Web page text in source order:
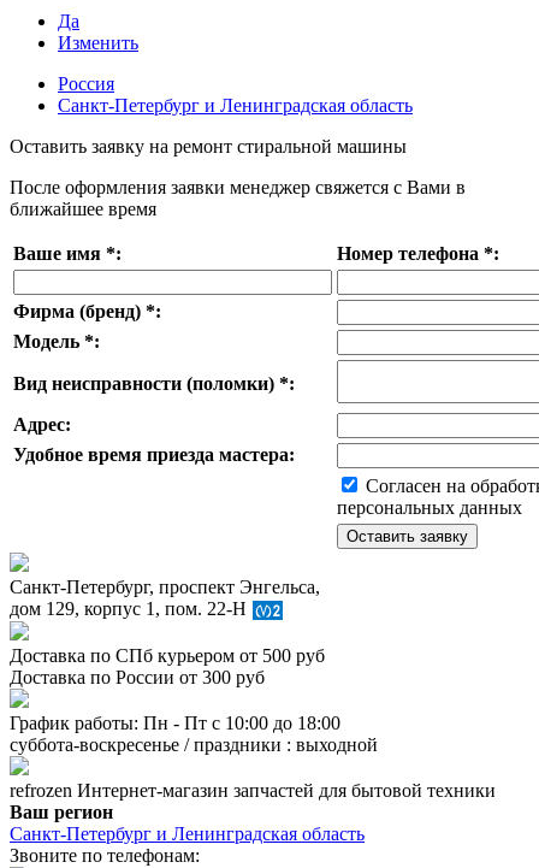
Да
Изменить
Россия
Санкт-Петербург и Ленинградская область
Оставить заявку на ремонт стиральной машины
После оформления заявки менеджер свяжется с Вами в
ближайшее время
Ваше имя *: Номер телефона *:
Фирма (бренд) *:
Модель *:
Вид неисправности (поломки) *:
Адрес:
Удобное время приезда мастера:
Согласен на
персональных данных
Санкт-Петербург, проспект Энгельса,
дом 129, корпус 1, пом. 22-Н
Доставка по СПб курьером от 500 руб
Доставка по России от 300 руб
График работы: Пн - Пт с 10:00 до 18:00
суббота-воскресенье / праздники : выходной
refrozen Интернет-магазин запчастей для бытовой техники
Ваш регион
Санкт-Петербург и Ленинградская область
Звоните по телефонам: